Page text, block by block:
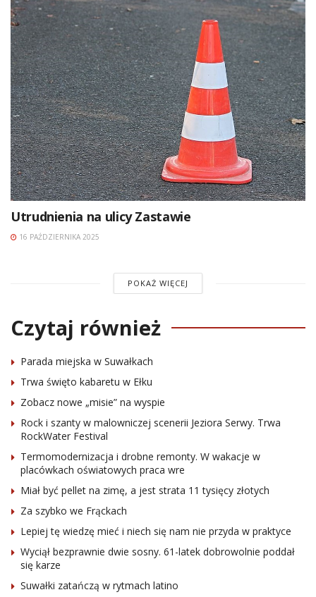
Utrudnienia na ulicy Zastawie
16 PAŹDZIERNIKA 2025
POKAŻ WIĘCEJ
Czytaj również
Parada miejska w Suwałkach
Trwa święto kabaretu w Ełku
Zobacz nowe „misie” na wyspie
Rock i szanty w malowniczej scenerii Jeziora Serwy. Trwa
RockWater Festival
Termomodernizacja i drobne remonty. W wakacje w
placówkach oświatowych praca wre
Miał być pellet na zimę, a jest strata 11 tysięcy złotych
Za szybko we Frąckach
Lepiej tę wiedzę mieć i niech się nam nie przyda w praktyce
Wyciął bezprawnie dwie sosny. 61-latek dobrowolnie poddał
się karze
Suwałki zatańczą w rytmach latino